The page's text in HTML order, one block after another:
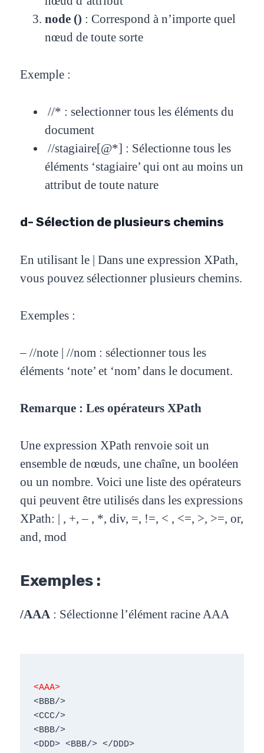
node () : Correspond à n’importe quel
nœud de toute sorte
Exemple :
//* : selectionner tous les éléments du
document
//stagiaire[@*] : Sélectionne tous les
éléments ‘stagiaire’ qui ont au moins un
attribut de toute nature
d- Sélection de plusieurs chemins
En utilisant le | Dans une expression XPath,
vous pouvez sélectionner plusieurs chemins.
Exemples :
– //note | //nom : sélectionner tous les
éléments ‘note’ et ‘nom’ dans le document.
Remarque : Les opérateurs XPath
Une expression XPath renvoie soit un
ensemble de nœuds, une chaîne, un booléen
ou un nombre. Voici une liste des opérateurs
qui peuvent être utilisés dans les expressions
XPath: | , +, – , *, div, =, !=, < , <=, >, >=, or,
and, mod
Exemples :
/AAA : Sélectionne l’élément racine AAA
<AAA>
<BBB/>
<CCC/>
<BBB/>
<DDD> <BBB/> </DDD>